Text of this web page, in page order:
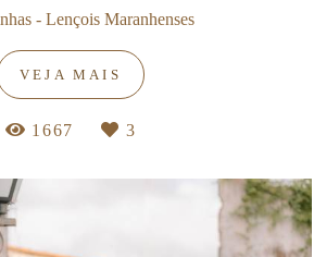
- Lençois Maranhenses
VEJA MAIS
1667 3